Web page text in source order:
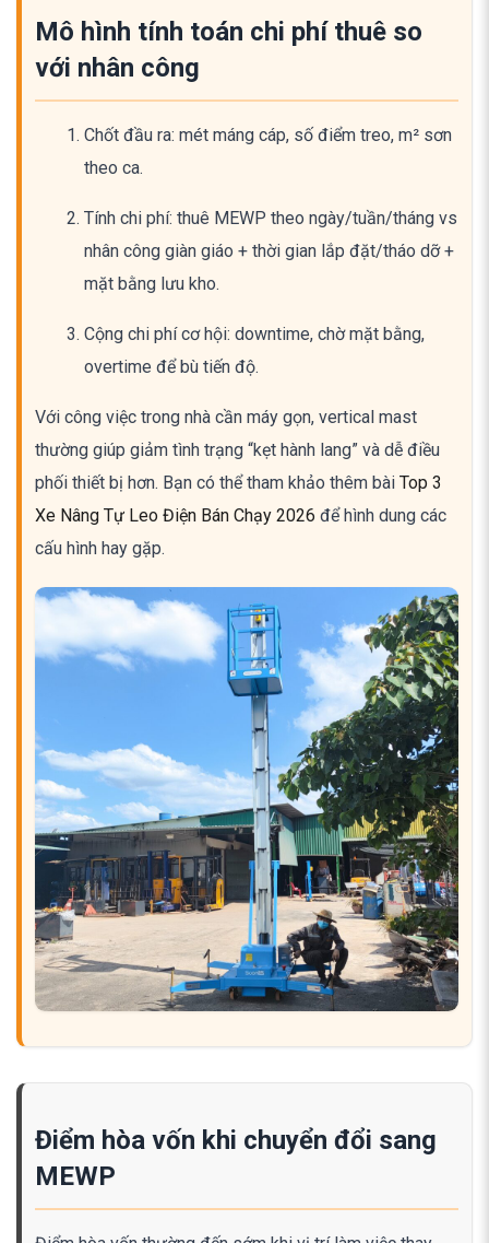
Mô hình tính toán chi phí thuê so
với nhân công
Chốt đầu ra: mét máng cáp, số điểm treo, m² sơn
theo ca.
Tính chi phí: thuê MEWP theo ngày/tuần/tháng vs
nhân công giàn giáo + thời gian lắp đặt/tháo dỡ +
mặt bằng lưu kho.
Cộng chi phí cơ hội: downtime, chờ mặt bằng,
overtime để bù tiến độ.
Với công việc trong nhà cần máy gọn, vertical mast
thường giúp giảm tình trạng “kẹt hành lang” và dễ điều
phối thiết bị hơn. Bạn có thể tham khảo thêm bài Top 3
Xe Nâng Tự Leo Điện Bán Chạy 2026 để hình dung các
cấu hình hay gặp.
Điểm hòa vốn khi chuyển đổi sang
MEWP